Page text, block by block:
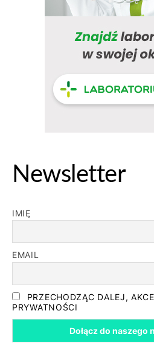
Newsletter
IMIĘ
EMAIL
PRZECHODZĄC DALEJ,
PRYWATNOŚCI